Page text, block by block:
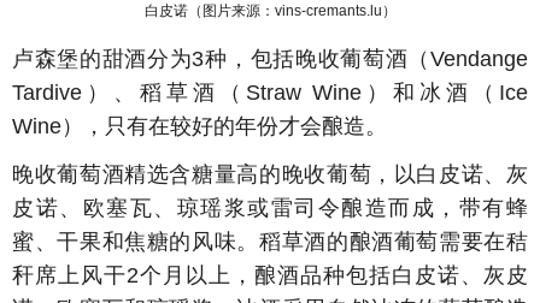
白皮诺（图片来源：vins-cremants.lu）
卢森堡的甜酒分为3种，包括晚收葡萄酒（Vendange
Tardive ）、稻草酒（ Straw Wine ）和冰酒（ Ice
Wine），只有在较好的年份才会酿造。
晚收葡萄酒精选含糖量高的晚收葡萄，以白皮诺、灰
皮诺、欧塞瓦、琼瑶浆或雷司令酿造而成，带有蜂
蜜、干果和焦糖的风味。稻草酒的酿酒葡萄需要在秸
秆席上风干2个月以上，酿酒品种包括白皮诺、灰皮